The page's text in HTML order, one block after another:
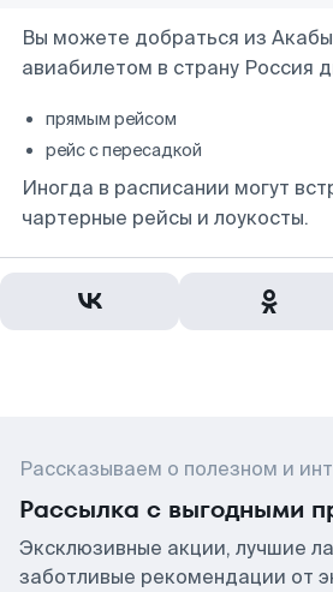
Вы можете добраться из Акабы
авиабилетом в страну Россия
прямым рейсом
рейс с пересадкой
Иногда в расписании могут
чартерные рейсы и лоукосты.
Рассказываем о полезном и
Рассылка с выгодными
Эксклюзивные акции, лучшие
заботливые рекомендации от